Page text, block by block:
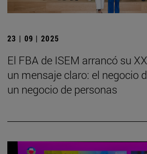
23 | 09 | 2025
El FBA de ISEM arrancó su
un mensaje claro: el negocio
un negocio de personas